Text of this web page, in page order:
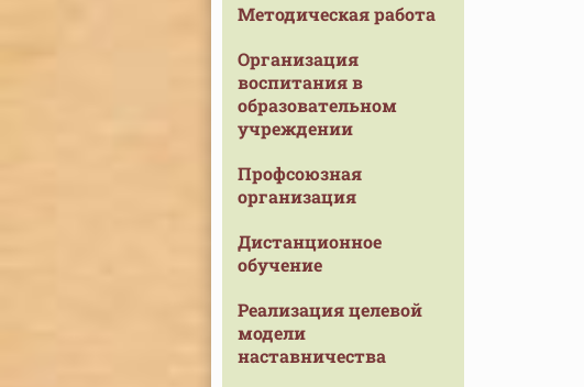
Методическая работа
Организация
воспитания в
образовательном
учреждении
Профсоюзная
организация
Дистанционное
обучение
Реализация целевой
модели
наставничества